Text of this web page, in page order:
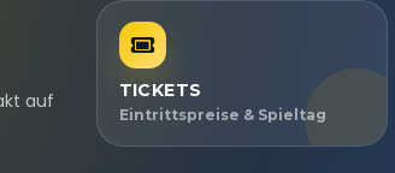
auf
TICKETS
Eintrittspreise & Spieltag